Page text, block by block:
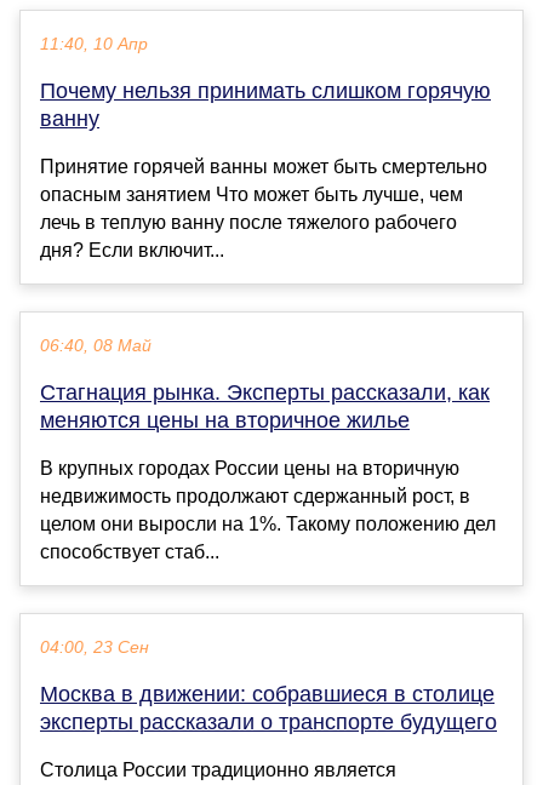
11:40, 10 Апр
Почему нельзя принимать слишком горячую
ванну
Принятие горячей ванны может быть смертельно
опасным занятием Что может быть лучше, чем
лечь в теплую ванну после тяжелого рабочего
дня? Если включит...
06:40, 08 Май
Стагнация рынка. Эксперты рассказали, как
меняются цены на вторичное жилье
В крупных городах России цены на вторичную
недвижимость продолжают сдержанный рост, в
целом они выросли на 1%. Такому положению дел
способствует стаб...
04:00, 23 Сен
Москва в движении: собравшиеся в столице
эксперты рассказали о транспорте будущего
Столица России традиционно является